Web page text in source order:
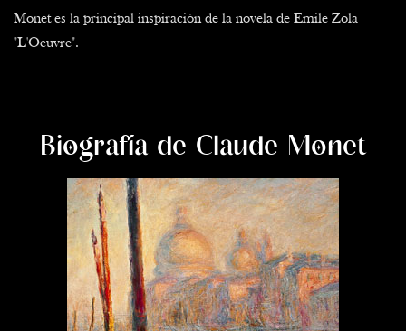
Monet es la principal inspiración de la novela de Emile Zola
"L'Oeuvre".
Biografía de Claude Monet